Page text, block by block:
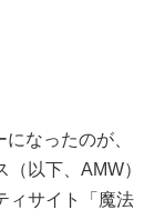
なったのが、
以下、AMW）
ィサイト「魔法